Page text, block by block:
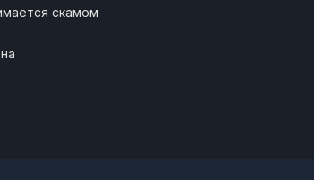
скамом